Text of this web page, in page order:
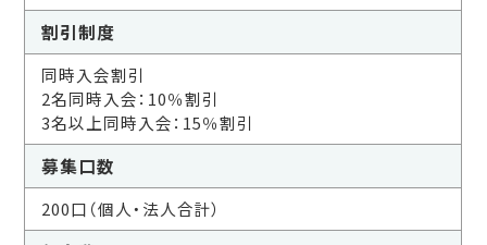
割引制度
同時入会割引
2名同時入会：10％割引
3名以上同時入会：15％割引
募集口数
200口（個人・法人合計）